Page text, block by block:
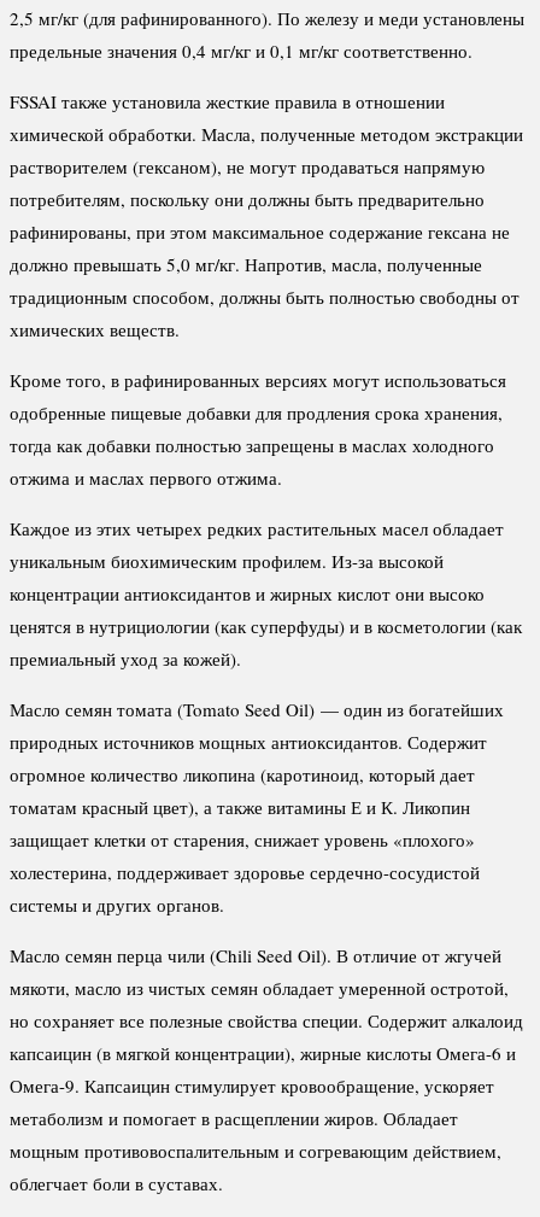
2,5 мг/кг (для рафинированного). По железу и меди установлены
предельные значения 0,4 мг/кг и 0,1 мг/кг соответственно.
FSSAI также установила жесткие правила в отношении
химической обработки. Масла, полученные методом экстракции
растворителем (гексаном), не могут продаваться напрямую
потребителям, поскольку они должны быть предварительно
рафинированы, при этом максимальное содержание гексана не
должно превышать 5,0 мг/кг. Напротив, масла, полученные
традиционным способом, должны быть полностью свободны от
химических веществ.
Кроме того, в рафинированных версиях могут использоваться
одобренные пищевые добавки для продления срока хранения,
тогда как добавки полностью запрещены в маслах холодного
отжима и маслах первого отжима.
Каждое из этих четырех редких растительных масел обладает
уникальным биохимическим профилем. Из-за высокой
концентрации антиоксидантов и жирных кислот они высоко
ценятся в нутрициологии (как суперфуды) и в косметологии (как
премиальный уход за кожей).
Масло семян томата (Tomato Seed Oil) — один из богатейших
природных источников мощных антиоксидантов. Содержит
огромное количество ликопина (каротиноид, который дает
томатам красный цвет), а также витамины Е и К. Ликопин
защищает клетки от старения, снижает уровень «плохого»
холестерина, поддерживает здоровье сердечно-сосудистой
системы и других органов.
Масло семян перца чили (Chili Seed Oil). В отличие от жгучей
мякоти, масло из чистых семян обладает умеренной остротой,
но сохраняет все полезные свойства специи. Содержит алкалоид
капсаицин (в мягкой концентрации), жирные кислоты Омега-6 и
Омега-9. Капсаицин стимулирует кровообращение, ускоряет
метаболизм и помогает в расщеплении жиров. Обладает
мощным противовоспалительным и согревающим действием,
облегчает боли в суставах.